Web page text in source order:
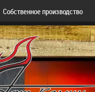
Собственное производство